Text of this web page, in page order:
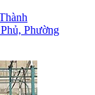
Phường